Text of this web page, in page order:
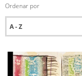
Ordenar por